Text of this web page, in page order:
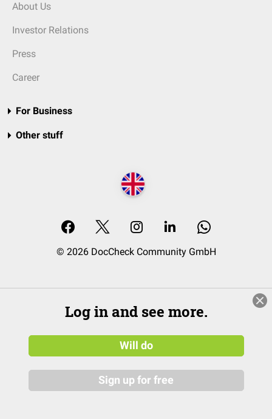
About Us
Investor Relations
Press
Career
For Business
Other stuff
© 2026 DocCheck Community GmbH
Log in and see more.
Will do
Sign up for free